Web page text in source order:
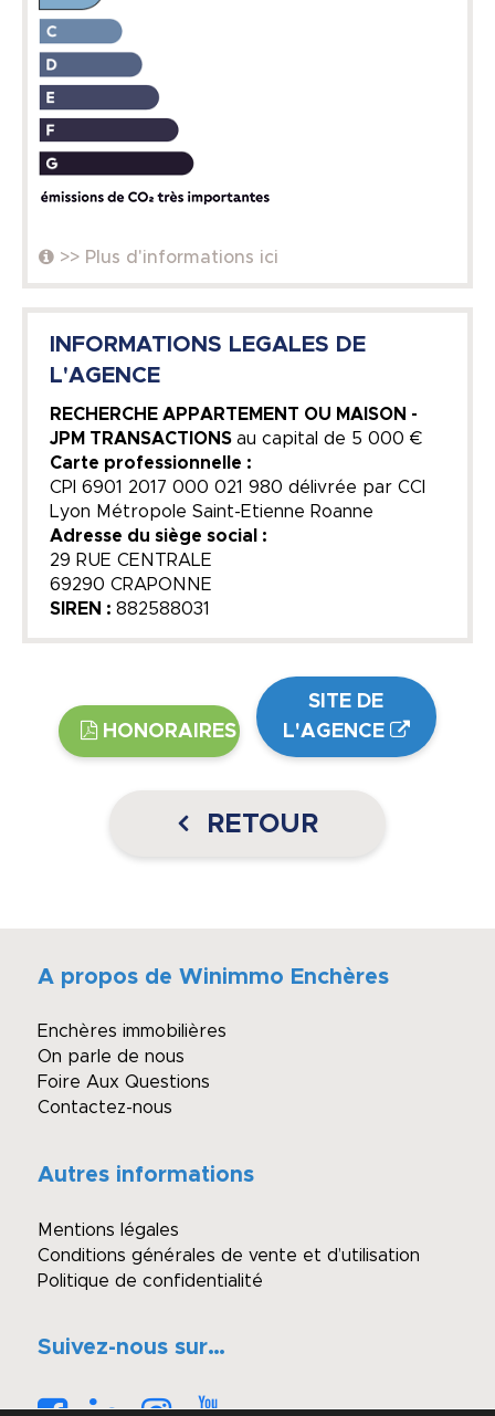
>> Plus d'informations ici
INFORMATIONS LEGALES DE
L'AGENCE
RECHERCHE APPARTEMENT OU MAISON -
JPM TRANSACTIONS au capital de 5 000 €
Carte professionnelle :
CPI 6901 2017 000 021 980 délivrée par CCI
Lyon Métropole Saint-Etienne Roanne
Adresse du siège social :
29 RUE CENTRALE
69290 CRAPONNE
SIREN : 882588031
HONORAIRES
SITE DE
L'AGENCE
RETOUR
A propos de Winimmo Enchères
Enchères immobilières
On parle de nous
Foire Aux Questions
Contactez-nous
Autres informations
Mentions légales
Conditions générales de vente et d’utilisation
Politique de confidentialité
Suivez-nous sur…